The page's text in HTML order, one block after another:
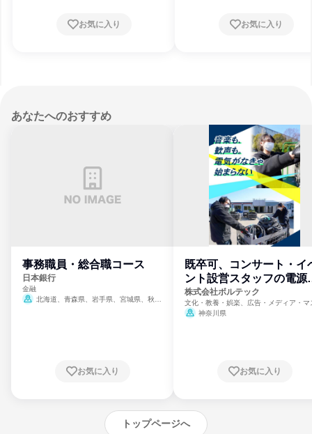
お気に入り お気に入り
あなたへのおすすめ
事務職員・総合職コース
日本銀行
金融
北海道、青森県、岩手県、宮城県、秋田
崎県、熊本県、大分県、宮崎県、鹿児島県、
お気に入り
既卒可、コンサート・イ
ント設営スタッフの電源
門
株式会社ボルテック
文化・教養・娯楽、広告・メディア・マ
ミ、電力・ガス・水道・エネルギー
神奈川県
お気に入り
トップページへ